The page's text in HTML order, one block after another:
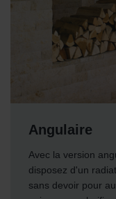
Angulaire
Avec la version
disposez d'un
sans devoir pour